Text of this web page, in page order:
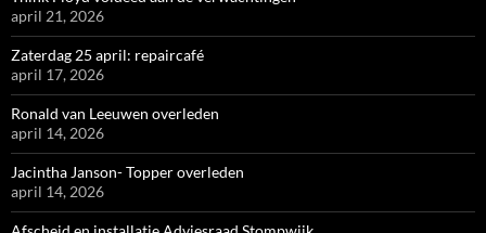
april 21, 2026
Zaterdag 25 april: repaircafé
april 17, 2026
Ronald van Leeuwen overleden
april 14, 2026
Jacintha Janson- Topper overleden
april 14, 2026